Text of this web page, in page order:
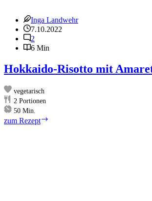
Inga Landwehr
7.10.2022
2
6 Min
Hokkaido-Risotto mit
vegetarisch
2 Portionen
50Minuten
Min.
zum Rezept